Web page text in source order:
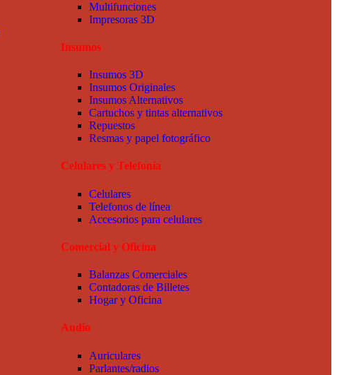
Multifunciones
Impresoras 3D
Insumos
Insumos 3D
Insumos Originales
Insumos Alternativos
Cartuchos y tintas alternativos
Repuestos
Resmas y papel fotográfico
Celulares y Telefonía
Celulares
Telefonos de línea
Accesorios para celulares
Comercial y Oficina
Balanzas Comerciales
Contadoras de Billetes
Hogar y Oficina
Audio
Auriculares
Parlantes/radios